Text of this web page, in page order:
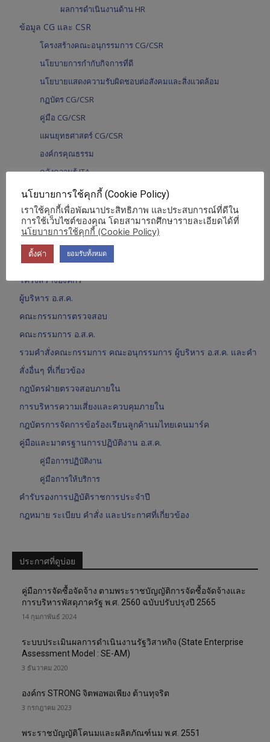
ผลการดำเนินงานด้าน HR
ข้อมูล CG และ CSR
โครงสร้างคณะอนุกรรมการ CG/CSR
นโยบายการกำกับกิจการที่ดี
นโยบายแสดงความรับผิดชอบต่อสังคมและสิ่งแวดล้อม
กฏบัตร CG/CSR
คู่มือ CG/CSR
แผนยุทธศาสตร์ CG/CSR
องค์กรคุณธรรม
คลังความรู้ ITA
รายงานการพัฒนาอย่างยั่งยืน
รายงานประจำปี อ.ส.ค.
รายงานประจำปี รายฝ่าย/สำนัก
รายงานสรุปแบบประเมินความพึงพอใจ
งบการเงิน
โครงสร้างองค์กร
ผู้บริหาร อ.ส.ค.
คณะกรรมการตรวจสอบ
คณะกรรมการ อ.ส.ค.
รวมคำสั่งคณะกรรมการ คณะอนุกรรมการ ผู้บริหาร อ.ส.ค. และคำ
สั่งอื่นๆ ที่เกี่ยวข้อง
กฎบัตรฝ่ายตรวจสอบภายใน
การบริหารความเสี่ยงและควบคุมภายใน
กฎบัตรการจัดการข้อร้องเรียนลูกค้านมไทยเดนมาร์ค
คู่มือและมาตรฐานการปฏิบัติงาน อ.ส.ค.
คู่มือการปฏิบัติงาน
คู่มือการให้บริการ
คำรับรองการปฏิบัติราชการประจำปี
กฎหมาย ระเบียบ คำสั่ง และประกาศที่เกี่ยวข้อง
ประกาศที่ดูบ่อย
คู่มือการจัดซื้อจัดจ้าง ตามพระราชบัญญัติการจัดซื้อจัดจ้างและ
การบริหารพัสดุภาครัฐ พ.ศ. 2560 ฉบับปรับปรุงปี 2565
14 กุมภาพันธ์ 2024
ระบบประเมินผลการดำเนินงานรัฐวิสาหกิจ (State Enterprise
Assessment Model : SE-AM)
3 ธันวาคม 2020
องค์กร STRONG จิตพอพอเพียง ต้านทุจริต
3 กรกฎาคม 2023
พระราชบัญญัติโคนมและผลิตภัณฑ์นม พ.ศ. 2551
นโยบายการใช้คุกกี้ (Cookie Policy)
เราใช้คุกกี้เพื่อพัฒนาประสิทธิภาพ และประสบการณ์ที่ดีใน
การใช้เว็บไซต์ของคุณ โดยสามารถศึกษารายละเอียดได้ที่
นโยบายการใช้คุกกี้ (Cookie Policy)
ตั้งค่า ยอมรับทั้งหมด